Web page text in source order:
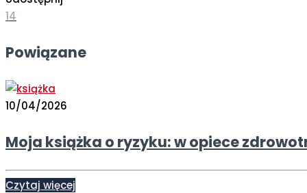
14
Powiązane
10/04/2026
Moja książka o ryzyku: w opiece
Czytaj więcej